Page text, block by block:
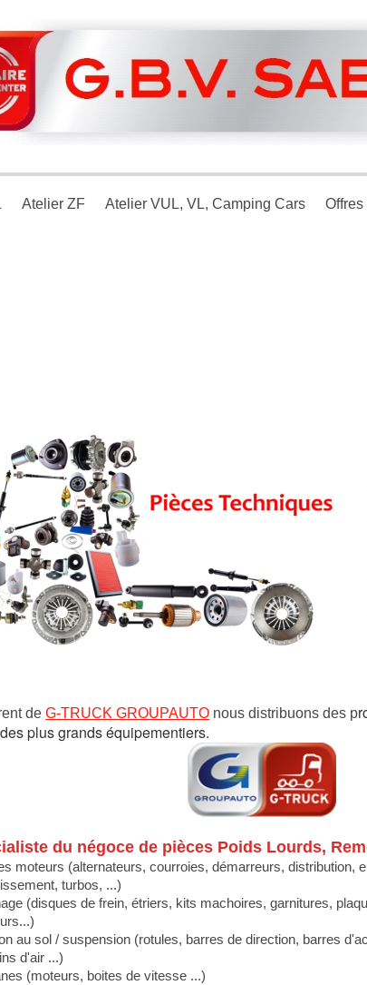
Atelier ZF Atelier VUL, VL, Camping Cars
deG-TRUCK GROUPAUTO nous distribuons des p
plus grands équipementiers.
du négoce de pièces Poids Lourds,
moteurs (alternateurs, courroies, démarreurs, distribution,
turbos, ...)
(disques de frein, étriers, kits machoires, garnitures,
au sol / suspension (rotules, barres de direction, barres
d'air ...)
(moteurs, boites de vitesse ...)